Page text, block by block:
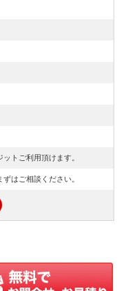
トご利用頂けます。
はご相談ください。